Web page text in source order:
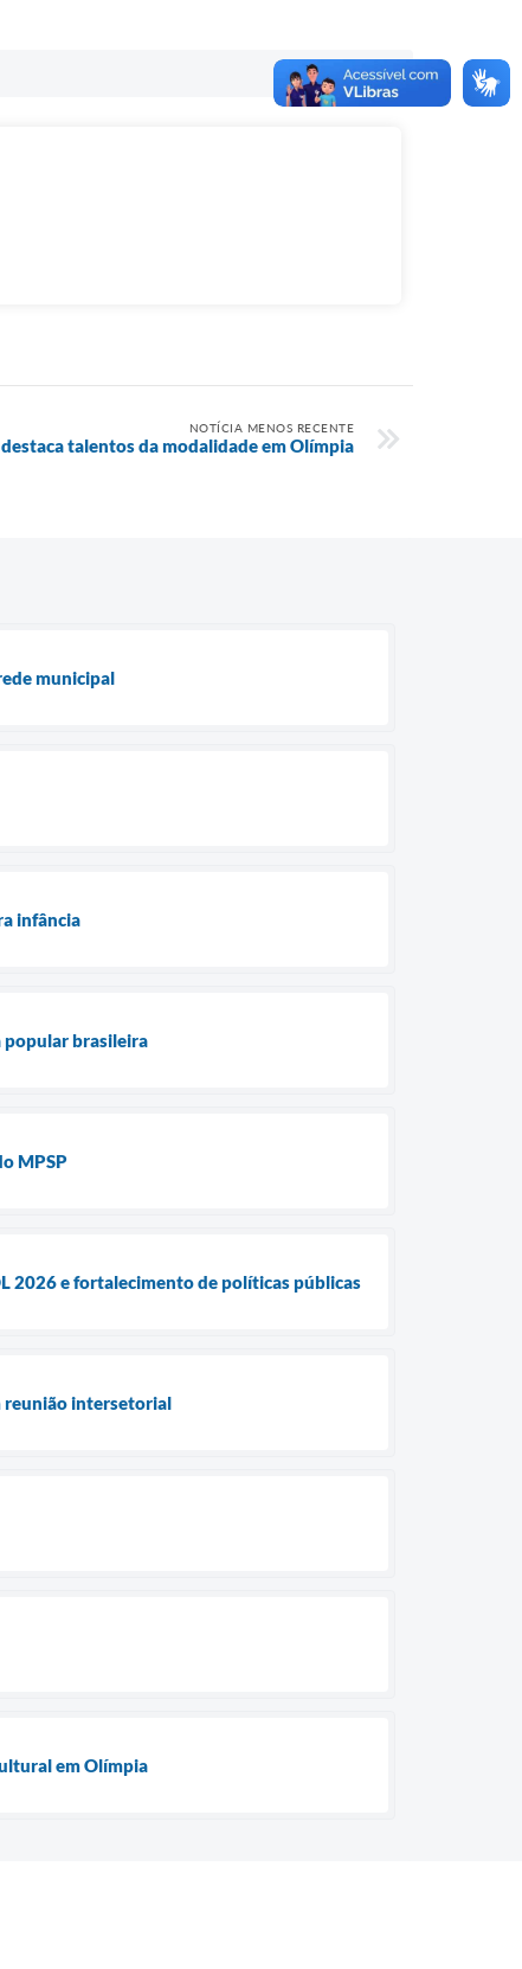
NOTÍCIA MENOS RECENTE
talentos da modalidade em Olímpia
municipal
infância
popular brasileira
MPSP
2026 e fortalecimento de políticas públicas
reunião intersetorial
em Olímpia